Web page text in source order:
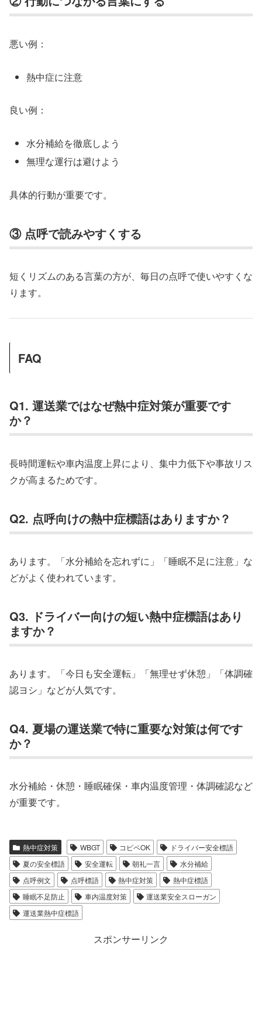
悪い例：
熱中症に注意
良い例：
水分補給を徹底しよう
無理な運行は避けよう
具体的行動が重要です。
③ 点呼で読みやすくする
短くリズムのある言葉の方が、毎日の点呼で使いやすくな
ります。
FAQ
Q1. 運送業ではなぜ熱中症対策が重要です
か？
長時間運転や車内温度上昇により、集中力低下や事故リス
クが高まるためです。
Q2. 点呼向けの熱中症標語はありますか？
あります。「水分補給を忘れずに」「睡眠不足に注意」な
どがよく使われています。
Q3. ドライバー向けの短い熱中症標語はあり
ますか？
あります。「今日も安全運転」「無理せず休憩」「体調確
認ヨシ」などが人気です。
Q4. 夏場の運送業で特に重要な対策は何です
か？
水分補給・休憩・睡眠確保・車内温度管理・体調確認など
が重要です。
熱中症対策 WBGT コピペOK
ドライバー安全標語
夏の安全標語
安全運転 朝礼一言
水分補給
点呼例文
点呼標語 熱中症対策
熱中症標語
睡眠不足防止
車内温度対策
運送業安全スローガン
運送業熱中症標語
スポンサーリンク